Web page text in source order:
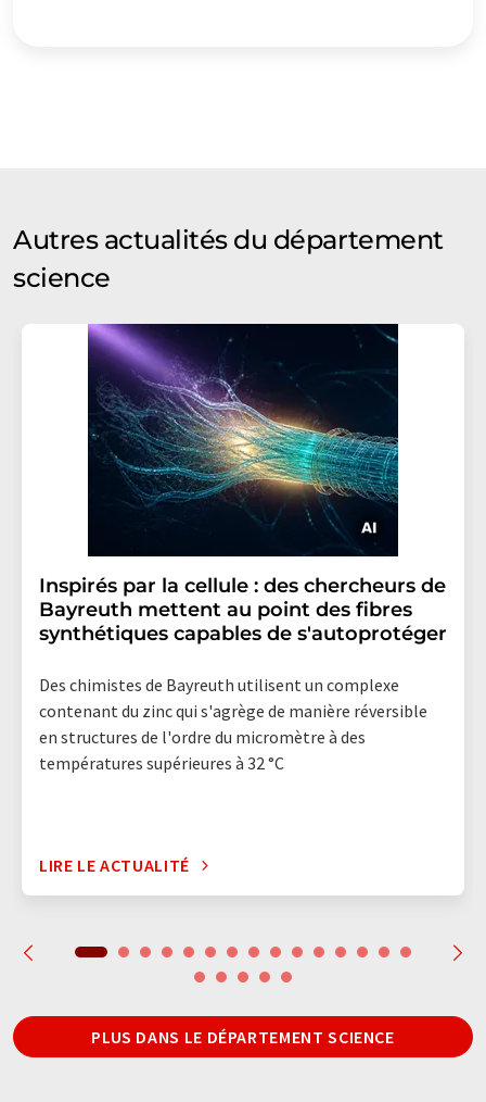
Autres actualités du département
science
Inspirés par la cellule : des chercheurs de
Bayreuth mettent au point des fibres
synthétiques capables de s'autoprotéger
Des chimistes de Bayreuth utilisent un complexe
contenant du zinc qui s'agrège de manière réversible
en structures de l'ordre du micromètre à des
températures supérieures à 32 °C
LIRE LE ACTUALITÉ
PLUS DANS LE DÉPARTEMENT SCIENCE